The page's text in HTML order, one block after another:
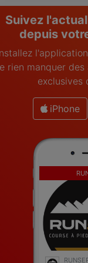
Suivez
depuis
rien manquer
exclusives
iPhone